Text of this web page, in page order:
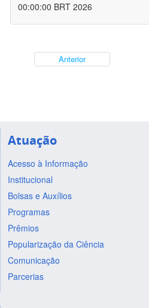
00:00:00 BRT 2026
Anterior
Atuação
Acesso à Informação
Institucional
Bolsas e Auxílios
Programas
Prêmios
Popularização da Ciência
Comunicação
Parcerias